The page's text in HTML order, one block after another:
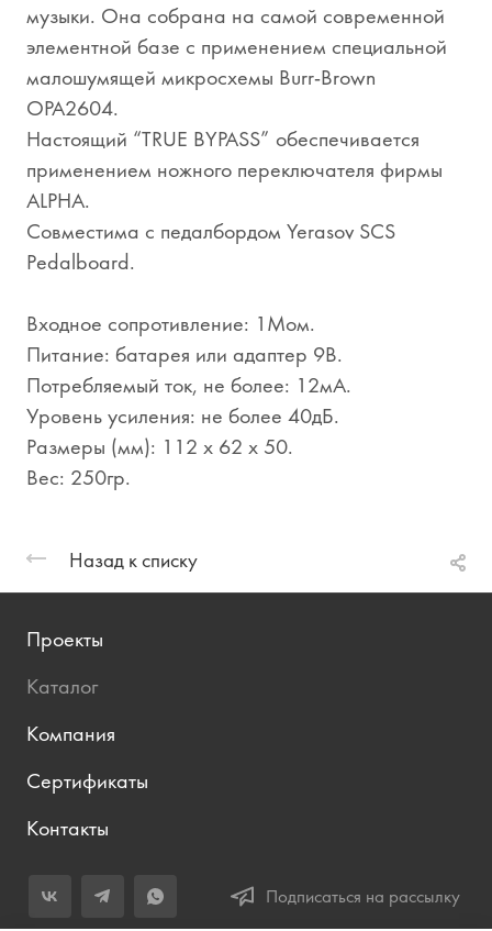
музыки. Она собрана на самой современной
элементной базе с применением специальной
малошумящей микросхемы Burr-Brown
OPA2604.
Настоящий “TRUE BYPASS” обеспечивается
применением ножного переключателя фирмы
ALPHA.
Совместима с педалбордом Yerasov SCS
Pedalboard.
Входное сопротивление: 1Мом.
Питание: батарея или адаптер 9В.
Потребляемый ток, не более: 12мА.
Уровень усиления: не более 40дБ.
Размеры (мм): 112 х 62 х 50.
Вес: 250гр.
Назад к списку
Проекты
Каталог
Компания
Сертификаты
Контакты
Подписаться на рассылку